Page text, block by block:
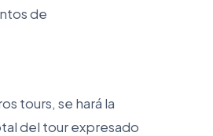
de
tours, se hará la
del tour expresado